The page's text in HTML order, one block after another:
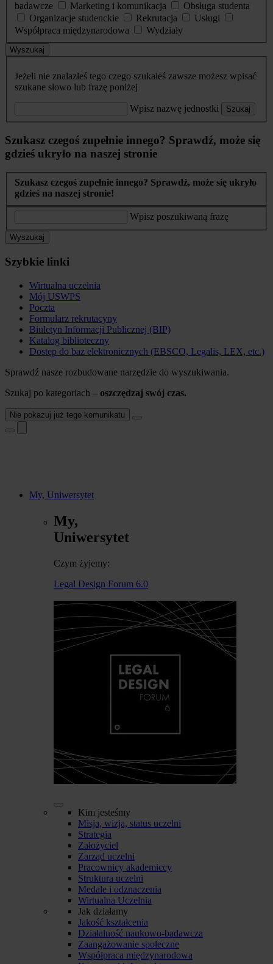
badawcze
Marketing i komunikacja
Obsługa studenta
Organizacje studenckie
Rekrutacja
Usługi
Współpraca międzynarodowa
Wydziały
Wyszukaj
Jeżeli nie znalazłeś tego czego szukałeś zawsze możesz wpisać
szukane słowo lub frazę poniżej
Wpisz nazwę jednostki Szukaj
Szukasz czegoś zupełnie innego? Sprawdź, może się
gdzieś ukryło na naszej stronie
Szukasz czegoś zupełnie innego? Sprawdź, może się ukryło
gdzieś na naszej stronie!
Wpisz poszukiwaną frazę
Wyszukaj
Szybkie linki
Wirtualna uczelnia
Mój USWPS
Poczta
Formularz rekrutacyny
Biuletyn Informacji Publicznej (BIP)
Katalog biblioteczny
Dostęp do baz elektronicznych (EBSCO, Legalis, LEX, etc.)
Sprawdź nasze rozbudowane narzędzie do wyszukiwania.
Szukaj po kategoriach – oszczędzaj swój czas.
Nie pokazuj już tego komunikatu
My, Uniwersytet
My,
Uniwersytet
Czym żyjemy:
Legal Design Forum 6.0
Kim jesteśmy
Misja, wizja, status uczelni
Strategia
Założyciel
Zarząd uczelni
Pracownicy akademiccy
Struktura uczelni
Medale i odznaczenia
Wirtualna Uczelnia
Jak działamy
Jakość kształcenia
Działalność naukowo-badawcza
Zaangażowanie społeczne
Współpraca międzynarodowa